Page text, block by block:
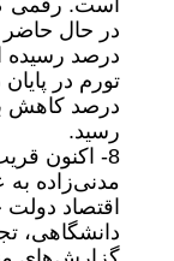
است. رقمی
درصد رسیده
رسید.
8- اکنون
مدنی‌زاده به
اقتصاد
دانشگاهی،